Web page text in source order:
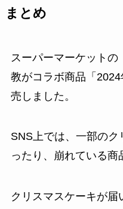
まとめ
スーパーマーケット
教がコラボ商品「
売しました。
SNS上では、一部の
ったり、崩れている商
クリスマスケーキが届